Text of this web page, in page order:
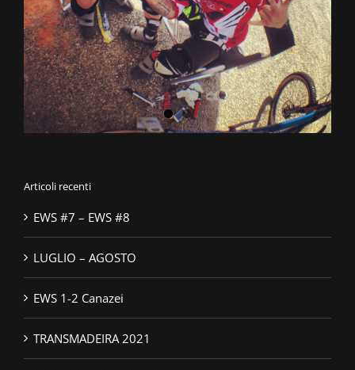
Articoli recenti
EWS #7 – EWS #8
LUGLIO – AGOSTO
EWS 1-2 Canazei
TRANSMADEIRA 2021